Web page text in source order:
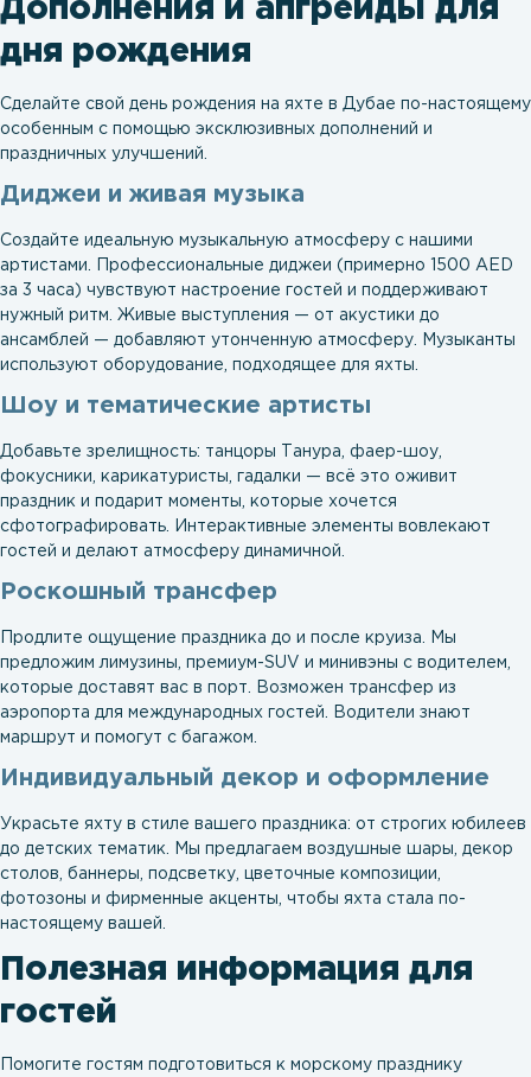
Дополнения и апгрейды для
дня рождения
Сделайте свой день рождения на яхте в Дубае по-настоящему
особенным с помощью эксклюзивных дополнений и
праздничных улучшений.
Диджеи и живая музыка
Создайте идеальную музыкальную атмосферу с нашими
артистами. Профессиональные диджеи (примерно 1500 AED
за 3 часа) чувствуют настроение гостей и поддерживают
нужный ритм. Живые выступления — от акустики до
ансамблей — добавляют утонченную атмосферу. Музыканты
используют оборудование, подходящее для яхты.
Шоу и тематические артисты
Добавьте зрелищность: танцоры Танура, фаер-шоу,
фокусники, карикатуристы, гадалки — всё это оживит
праздник и подарит моменты, которые хочется
сфотографировать. Интерактивные элементы вовлекают
гостей и делают атмосферу динамичной.
Роскошный трансфер
Продлите ощущение праздника до и после круиза. Мы
предложим лимузины, премиум-SUV и минивэны с водителем,
которые доставят вас в порт. Возможен трансфер из
аэропорта для международных гостей. Водители знают
маршрут и помогут с багажом.
Индивидуальный декор и оформление
Украсьте яхту в стиле вашего праздника: от строгих юбилеев
до детских тематик. Мы предлагаем воздушные шары, декор
столов, баннеры, подсветку, цветочные композиции,
фотозоны и фирменные акценты, чтобы яхта стала по-
настоящему вашей.
Полезная информация для
гостей
Помогите гостям подготовиться к морскому празднику